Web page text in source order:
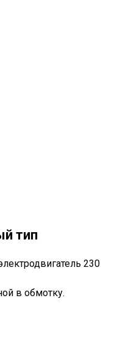
тип
230
в обмотку.